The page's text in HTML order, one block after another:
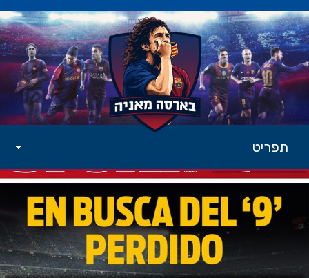
תפריט